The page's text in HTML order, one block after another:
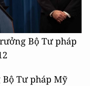
Bộ Tư pháp
Tư pháp Mỹ